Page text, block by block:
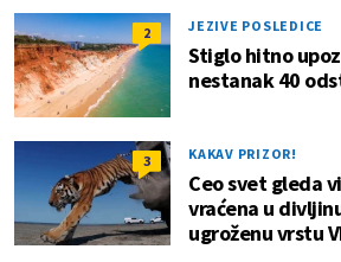
2 JEZIVE POSLEDICE
Stiglo hitno
nestanak 40
3 KAKAV PRIZOR!
Ceo svet gleda
vraćena u
ugroženu vrstu